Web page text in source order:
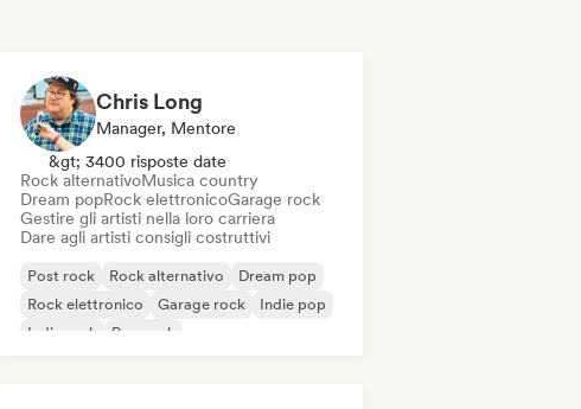
Chris Long
Manager, Mentore
&gt; 3400 risposte date
Rock alternativoMusica country
Dream popRock elettronicoGarage rock
Gestire gli artisti nella loro carriera
Dare agli artisti consigli costruttivi
Post rock Rock alternativo
Dream pop
Rock elettronico
Garage rock
Indie pop
Indie rock
Pop rock